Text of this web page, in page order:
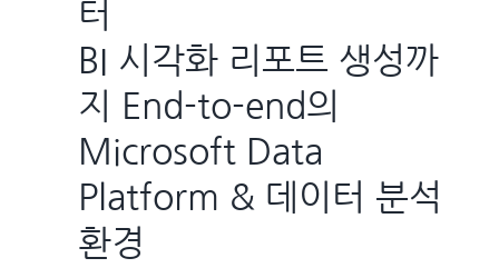
터
BI 시각화 리포트 생성까
지 End-to-end의
Microsoft Data
Platform & 데이터 분석
환경